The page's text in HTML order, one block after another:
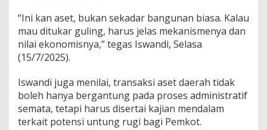
“Ini kan aset, bukan sekadar bangunan biasa. Kalau
mau ditukar guling, harus jelas mekanismenya dan
nilai ekonomisnya,” tegas Iswandi, Selasa
(15/7/2025).
Iswandi juga menilai, transaksi aset daerah tidak
boleh hanya bergantung pada proses administratif
semata, tetapi harus disertai kajian mendalam
terkait potensi untung rugi bagi Pemkot.